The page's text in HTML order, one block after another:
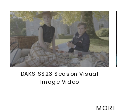
DAKS SS23 Season Visual
Image Video
MORE